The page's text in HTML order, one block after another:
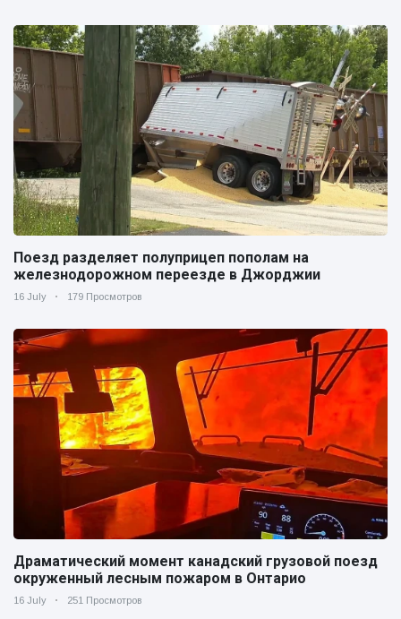
Поезд разделяет полуприцеп пополам на
железнодорожном переезде в Джорджии
16 July 179 Просмотров
Драматический момент канадский грузовой поезд
окруженный лесным пожаром в Онтарио
16 July 251 Просмотров